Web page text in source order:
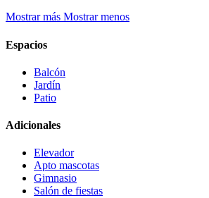
Mostrar más Mostrar menos
Espacios
Balcón
Jardín
Patio
Adicionales
Elevador
Apto mascotas
Gimnasio
Salón de fiestas